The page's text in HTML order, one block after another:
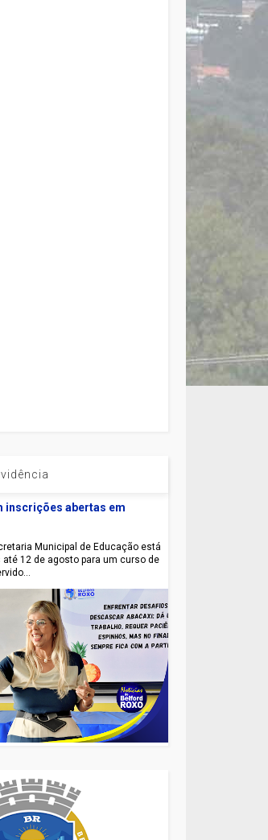
inscrições abertas em
Municipal de Educação está
12 de agosto para um curso de